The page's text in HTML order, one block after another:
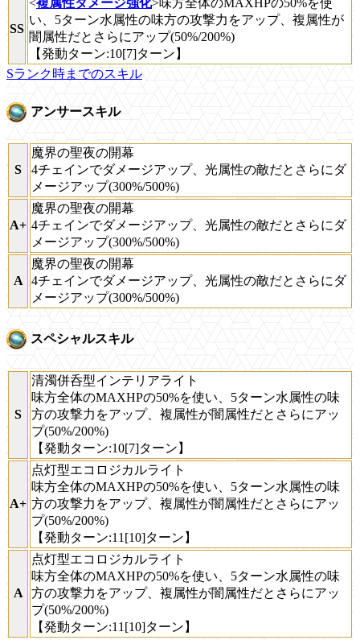
SS
い、5ターン水属性の味方の攻撃力をアップ、複属性が
闇属性だとさらにアップ(50%/200%)
【発動ターン:10[7]ターン】
Sランク時までのスキル
アンサースキル
S
魔界の聖夜の開幕
4チェインでダメージアップ、光属性の敵だとさらにダ
メージアップ(300%/500%)
A+
魔界の聖夜の開幕
4チェインでダメージアップ、光属性の敵だとさらにダ
メージアップ(300%/500%)
A
魔界の聖夜の開幕
4チェインでダメージアップ、光属性の敵だとさらにダ
メージアップ(300%/500%)
スペシャルスキル
S
清濁併呑型インテリアライト
味方全体のMAXHPの50%を使い、5ターン水属性の味
方の攻撃力をアップ、複属性が闇属性だとさらにアッ
プ(50%/200%)
【発動ターン:10[7]ターン】
A+
点灯型エコロジカルライト
味方全体のMAXHPの50%を使い、5ターン水属性の味
方の攻撃力をアップ、複属性が闇属性だとさらにアッ
プ(50%/200%)
【発動ターン:11[10]ターン】
A
点灯型エコロジカルライト
味方全体のMAXHPの50%を使い、5ターン水属性の味
方の攻撃力をアップ、複属性が闇属性だとさらにアッ
プ(50%/200%)
【発動ターン:11[10]ターン】